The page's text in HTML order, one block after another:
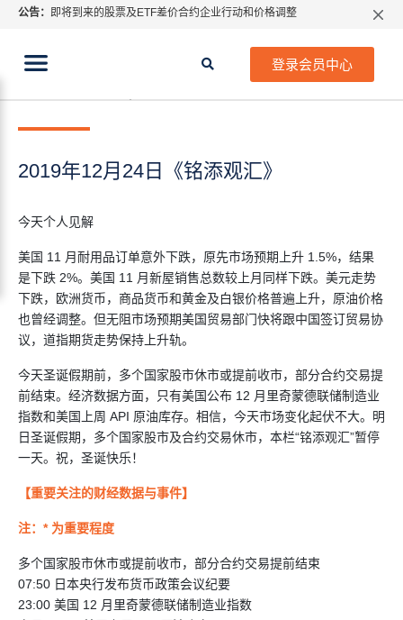
公告： 即将到来的股票及ETF差价合约企业行动和价格调整
登录会员中心
当前位置: 2019年12月24日《铭添观汇》
2019年12月24日《铭添观汇》
今天个人见解
美国 11 月耐用品订单意外下跌，原先市场预期上升 1.5%，结果
是下跌 2%。美国 11 月新屋销售总数较上月同样下跌。美元走势
下跌，欧洲货币，商品货币和黄金及白银价格普遍上升，原油价格
也曾经调整。但无阻市场预期美国贸易部门快将跟中国签订贸易协
议，道指期货走势保持上升轨。
今天圣诞假期前，多个国家股市休市或提前收市，部分合约交易提
前结束。经济数据方面，只有美国公布 12 月里奇蒙德联储制造业
指数和美国上周 API 原油库存。相信，今天市场变化起伏不大。明
日圣诞假期，多个国家股市及合约交易休市，本栏“铭添观汇”暂停
一天。祝，圣诞快乐！
【重要关注的财经数据与事件】
注：* 为重要程度
多个国家股市休市或提前收市，部分合约交易提前结束
07:50 日本央行发布货币政策会议纪要
23:00 美国 12 月里奇蒙德联储制造业指数